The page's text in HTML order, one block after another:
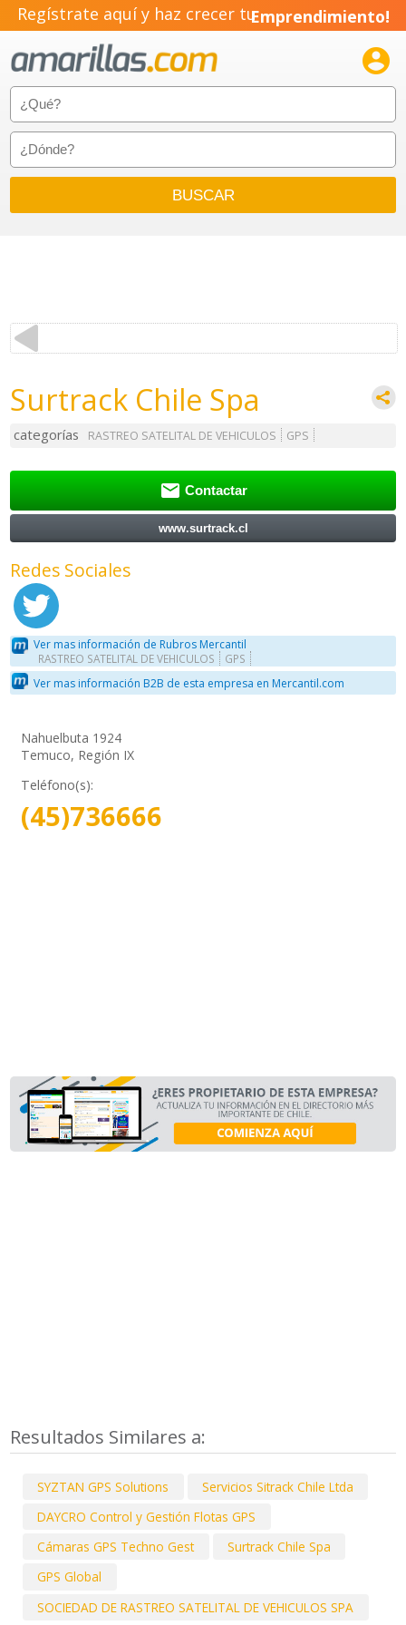
Regístrate aquí y haz crecer tuEmprendimiento!

Surtrack Chile Spa
categorías RASTREO SATELITAL DE VEHICULOS GPS
 Contactar
www.surtrack.cl
Redes Sociales
Ver mas información de Rubros Mercantil
RASTREO SATELITAL DE VEHICULOS GPS
Ver mas información B2B de esta empresa en Mercantil.com
Nahuelbuta 1924
Temuco, Región IX
Teléfono(s):
(45)736666
Resultados Similares a:
SYZTAN GPS Solutions
Servicios Sitrack Chile Ltda
DAYCRO Control y Gestión Flotas GPS
Cámaras GPS Techno Gest
Surtrack Chile Spa
GPS Global
SOCIEDAD DE RASTREO SATELITAL DE VEHICULOS SPA